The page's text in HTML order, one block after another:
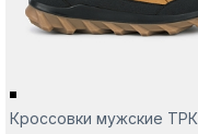
Кроссовки мужские ТРК